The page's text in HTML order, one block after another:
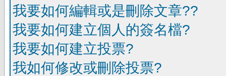
我要如何編輯或是刪除文章??
我要如何建立個人的簽名檔?
我要如何建立投票?
我如何修改或刪除投票?